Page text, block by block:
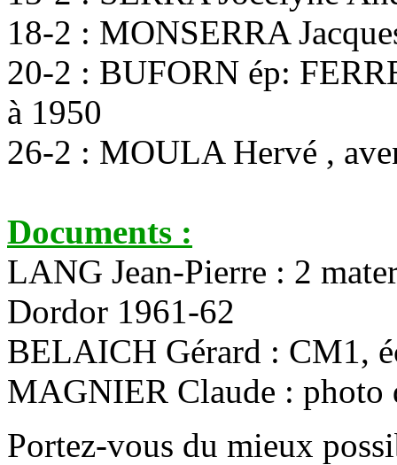
18-2 : MONSERRA
20-2 : BUFORN ép:
à 1950
26-2 : MOULA Hervé ,
Documents :
LANG Jean-Pierre : 2
Dordor 1961-62
BELAICH Gérard : CM1,
MAGNIER Claude : photo
Portez-vous du mieux